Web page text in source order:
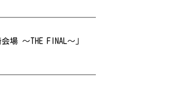
場 ～THE FINAL～」